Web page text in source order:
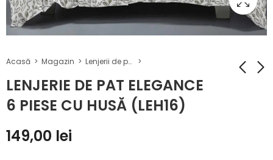
Acasă Magazin Lenjerii de pat Elegance cu husă
LENJERIE DE PAT ELEGANCE
6 PIESE CU HUSĂ (LEH16)LENJERIE DE PAT
149,00 lei